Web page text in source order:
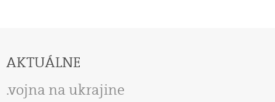
AKTUÁLNE
vojna na ukrajine